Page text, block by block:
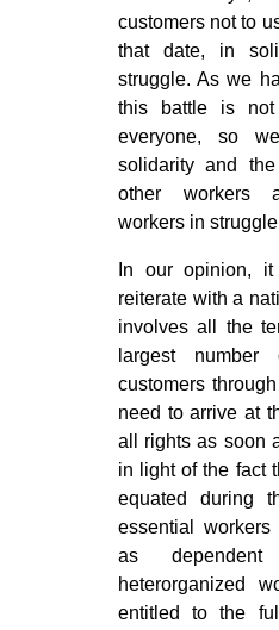
customers not to
that date, in
struggle. As we
this battle is
everyone, so
solidarity and
other workers
workers in
In our opinion,
reiterate with a
involves all the
largest
customers
need to arrive at
all rights as soon
in light of the fact
equated during
essential workers
as
heterorganized
entitled to the